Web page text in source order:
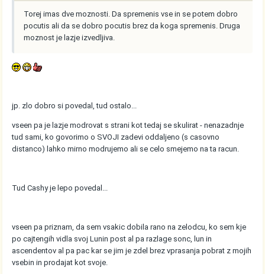
Torej imas dve moznosti. Da spremenis vse in se potem dobro
pocutis ali da se dobro pocutis brez da koga spremenis. Druga
moznost je lazje izvedljiva.
jp. zlo dobro si povedal, tud ostalo...
vseen pa je lazje modrovat s strani kot tedaj se skulirat - nenazadnje
tud sami, ko govorimo o SVOJI zadevi oddaljeno (s casovno
distanco) lahko mirno modrujemo ali se celo smejemo na ta racun.
Tud Cashy je lepo povedal...
vseen pa priznam, da sem vsakic dobila rano na zelodcu, ko sem kje
po cajtengih vidla svoj Lunin post al pa razlage sonc, lun in
ascendentov al pa pac kar se jim je zdel brez vprasanja pobrat z mojih
vsebin in prodajat kot svoje.